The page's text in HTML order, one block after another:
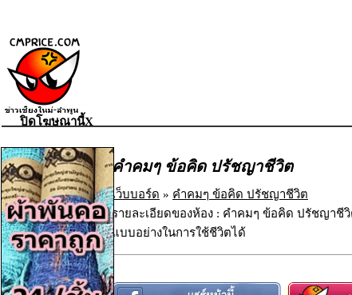
คำคมๆ ข้อคิด ปรัชญาชีวิต
เว็บบอร์ด » คำคมๆ ข้อคิด ปรัชญาชีวิต
รายละเอียดของห้อง : คำคมๆ ข้อคิด ปรัชญาชี
แบบอย่างในการใช้ชีวิตได้
ปิดโฆษณานี้X